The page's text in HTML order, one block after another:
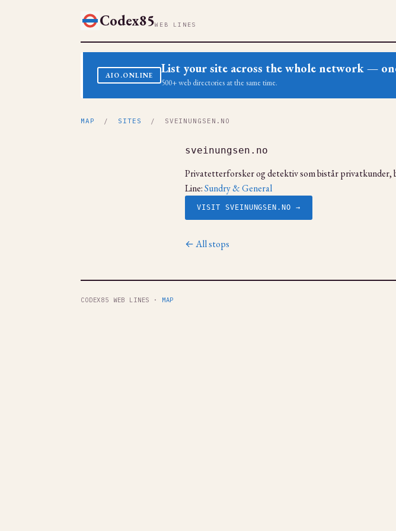
Codex85WEB LINES
AIO.ONLINE List your site across the whole network —
500+ web directories at the same time.
MAP / SITES / SVEINUNGSEN.NO
sveinungsen.no
Privatetterforsker og detektiv som bistår privatkunder,
Line:Sundry & General
VISIT SVEINUNGSEN.NO →
← All stops
CODEX85 WEB LINES · MAP